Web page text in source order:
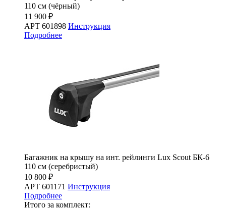
110 см (чёрный)
11 900 ₽
АРТ 601898 Инструкция
Подробнее
Багажник на крышу на инт. рейлинги Lux Scout БК-6
110 см (серебристый)
10 800 ₽
АРТ 601171 Инструкция
Подробнее
Итого за комплект: